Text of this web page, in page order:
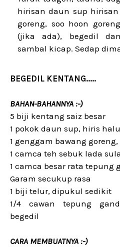
hirisan daun sup
goreng, soo hoon
(jika ada), begedil
sambal kicap. Sedap
BEGEDIL KENTANG.....
BAHAN-BAHANNYA :-)
5 biji kentang saiz besar
1 pokok daun sup, hiris
1 genggam bawang
1 camca teh sebuk lada
1 camca besar rata tepung
Garam secukup rasa
1 biji telur, dipukul sedikit
1/4 cawan tepung
begedil
CARA MEMBUATNYA :-)